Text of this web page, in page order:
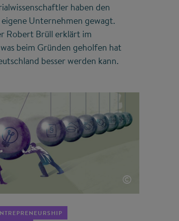
haben den
Unternehmen gewagt.
Robert Brüll erklärt im
beim Gründen geholfen hat
besser werden kann.
©